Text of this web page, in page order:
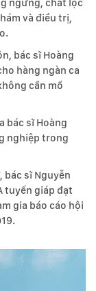
ngừng, chắt lọc
và điều trị,
bác sĩ Hoàng
hàng ngàn ca
cần mổ
bác sĩ Hoàng
nghiệp trong
bác sĩ Nguyễn
tuyến giáp đạt
gia báo cáo hội